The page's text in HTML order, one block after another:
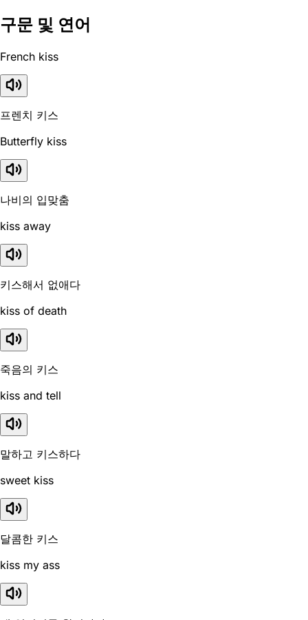
구문 및 연어
French kiss
프렌치 키스
Butterfly kiss
나비의 입맞춤
kiss away
키스해서 없애다
kiss of death
죽음의 키스
kiss and tell
말하고 키스하다
sweet kiss
달콤한 키스
kiss my ass